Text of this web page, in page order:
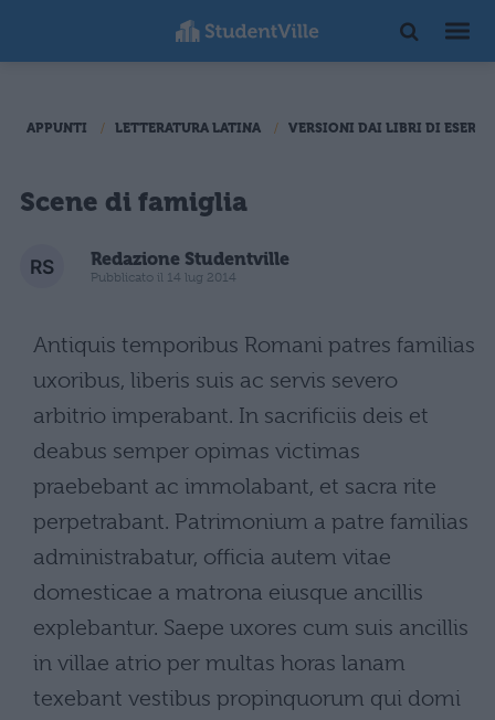
APPUNTI LETTERATURA LATINA VERSIONI DAI LIBRI DI
Scene di famiglia
Redazione Studentville
Pubblicato il 14 lug 2014
Antiquis temporibus Romani patres familias
uxoribus, liberis suis ac servis severo
arbitrio imperabant. In sacrificiis deis et
deabus semper opimas victimas
praebebant ac immolabant, et sacra rite
perpetrabant. Patrimonium a patre familias
administrabatur, officia autem vitae
domesticae a matrona eiusque ancillis
explebantur. Saepe uxores cum suis ancillis
in villae atrio per multas horas lanam
texebant vestibus propinquorum qui domi